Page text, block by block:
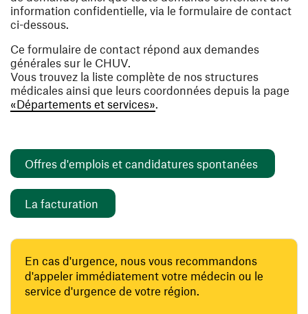
information confidentielle, via le formulaire de contact
ci-dessous.
Ce formulaire de contact répond aux demandes
générales sur le CHUV.
Vous trouvez la liste complète de nos structures
médicales ainsi que leurs coordonnées depuis la page
«Départements et services».
Offres d'emplois et candidatures spontanées
La facturation
En cas d'urgence, nous vous recommandons
d'appeler immédiatement votre médecin ou le
service d'urgence de votre région.